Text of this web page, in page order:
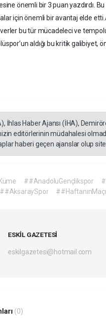
önemli bir 3 puan yazdırdı.
için önemli bir avantaj elde
bu tür mücadeleci ve
aldığı bu kritik
İhlas Haber Ajansı (İHA),
editörlerinin müdahalesi
haberi geçen ajanslar olup
##AnadoluGençlikspor
##AksaraySpor ##HaftanınMaçı
ESKİL GAZETESİ
eskilgazetesi@hotmail.com
(0)